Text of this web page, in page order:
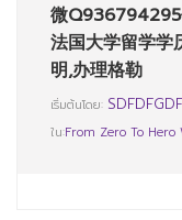
微
法国大学留学学
明,办理格勒
เริ่มต้นโดย:
ใน:From Zero To Hero